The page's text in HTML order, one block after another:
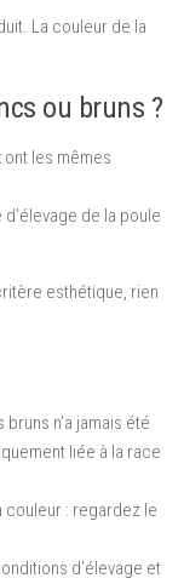
La couleur de la
ou bruns ?
les mêmes
de la poule
esthétique, rien
n’a jamais été
liée à la race
couleur : regardez le
d’élevage et